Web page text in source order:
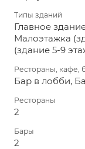
Типы зданий
Главное
Малоэтажка
(здание 5-9
Рестораны, кафе,
Бар в лобби,
Рестораны
2
Бары
2